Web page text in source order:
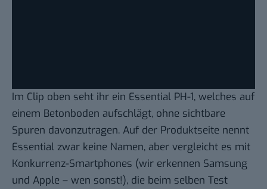
Im Clip oben seht ihr ein Essential PH-1, welches auf
einem Betonboden aufschlägt, ohne sichtbare
Spuren davonzutragen. Auf der Produktseite nennt
Essential zwar keine Namen, aber vergleicht es mit
Konkurrenz-Smartphones (wir erkennen Samsung
und Apple – wen sonst!), die beim selben Test